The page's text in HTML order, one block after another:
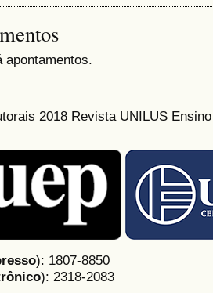
apontamentos.
2018 Revista UNILUS
): 1807-8850
): 2318-2083